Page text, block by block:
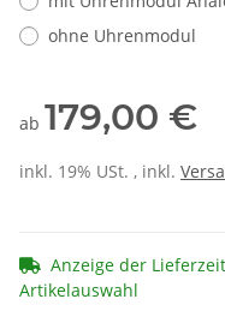
ohne Uhrenmodul
ab 179,00 €
inkl. 19% USt. , inkl.
Anzeige der
Artikelauswahl